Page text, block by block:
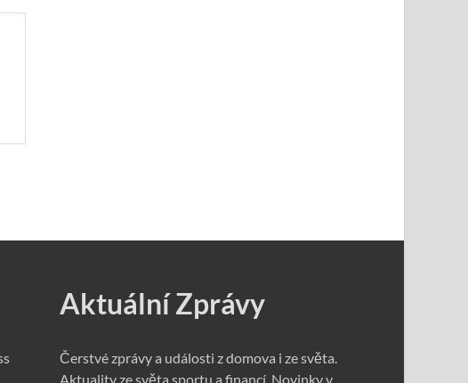
Aktuální Zprávy
Čerstvé zprávy a události z domova i ze světa.
Aktuality ze světa sportu a financí. Novinky v